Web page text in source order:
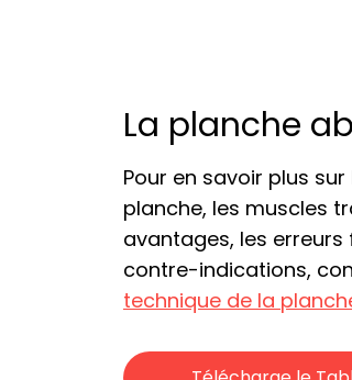
La planche
Pour en savoir plus
planche, les muscles
avantages, les
contre-indications,
technique de la